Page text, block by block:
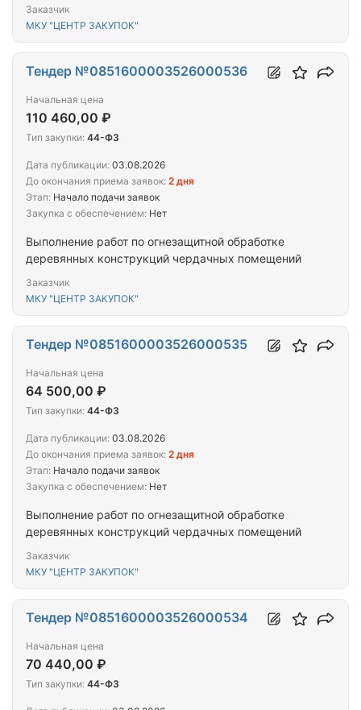
Заказчик
МКУ "ЦЕНТР ЗАКУПОК"
Выполнение работ по огнезащитной обработке
деревянных конструкций чердачных помещений
Заказчик
МКУ "ЦЕНТР ЗАКУПОК"
Тендер №0851600003526000536
Начальная цена
110 460,00 ₽
Тип закупки: 44-ФЗ
Дата публикации: 03.08.2026
До окончания приема заявок: 2 дня
Этап: Начало подачи заявок
Закупка с обеспечением: Нет
Выполнение работ по огнезащитной обработке
деревянных конструкций чердачных помещений
Заказчик
МКУ "ЦЕНТР ЗАКУПОК"
Тендер №0851600003526000535
Начальная цена
64 500,00 ₽
Тип закупки: 44-ФЗ
Дата публикации: 03.08.2026
До окончания приема заявок: 2 дня
Этап: Начало подачи заявок
Закупка с обеспечением: Нет
Тендер №0851600003526000534
Начальная цена
70 440,00 ₽
Тип закупки: 44-ФЗ